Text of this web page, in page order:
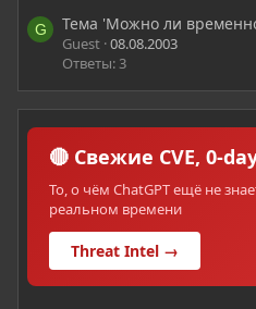
G Тема 'Можно ли
Guest 08.08.2003
Ответы: 3
🔴 Свежие CVE, 0-
То, о чём ChatGPT ещё не
реальном времени
Threat Intel →